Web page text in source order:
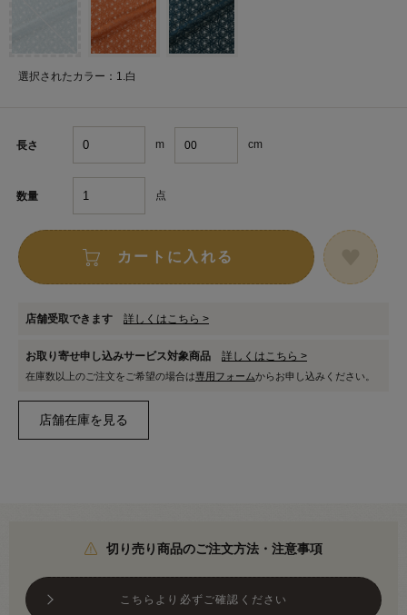
選択されたカラー：1.白
長さ m cm
数量 点
カートに入れる
店舗受取できます 詳しくはこちら >
お取り寄せ申し込みサービス対象商品 詳しくはこちら >
在庫数以上のご注文をご希望の場合は専用フォームからお申し込みください。
切り売り商品のご注文方法・注意事項
こちらより必ずご確認ください